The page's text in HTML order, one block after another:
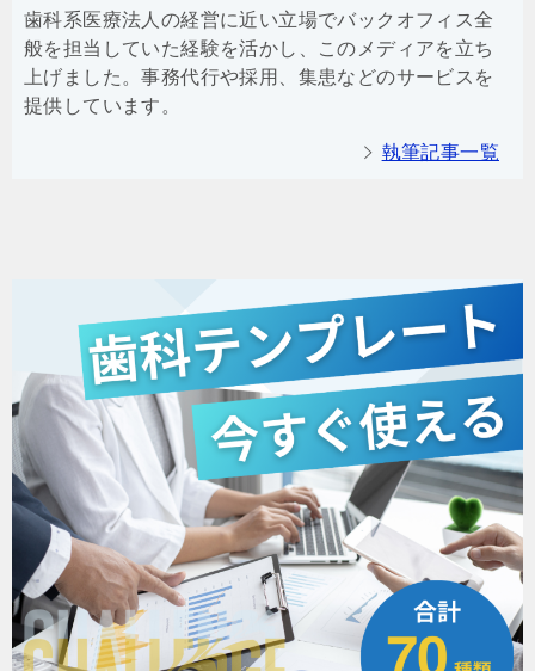
歯科系医療法人の経営に近い立場でバックオフィス全
般を担当していた経験を活かし、このメディアを立ち
上げました。事務代行や採用、集患などのサービスを
提供しています。
執筆記事一覧